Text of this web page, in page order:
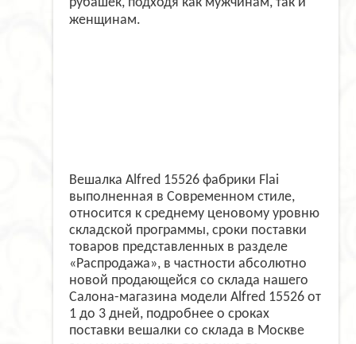
женщинам.
Вешалка Alfred 15526 фабрики Flai
выполненная в Современном стиле,
относится к среднему ценовому уровню
складской программы, сроки поставки
товаров представленных в разделе
«Распродажа», в частности абсолютно
новой продающейся со склада нашего
Салона-магазина модели Alfred 15526 от
1 до 3 дней, подробнее о сроках
поставки вешалки со склада в Москве